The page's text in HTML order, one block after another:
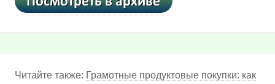
Читайте также: Грамотные продуктовые покупки: как